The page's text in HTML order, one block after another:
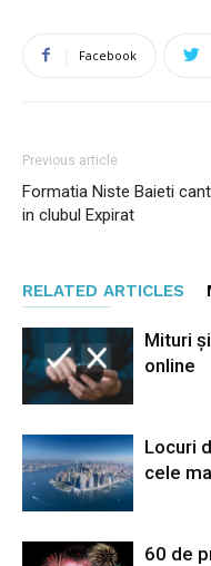
Facebook
Previous article
Formatia Niste Baieti
in clubul Expirat
RELATED ARTICLES
Mituri
online
Locuri
cele
60 de